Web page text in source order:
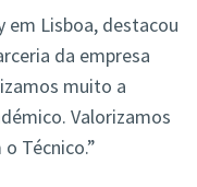
em Lisboa, destacou
da empresa
muito a
Valorizamos
Técnico.”